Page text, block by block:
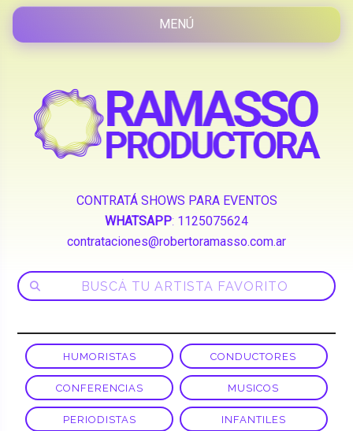
CONTRATÁ SHOWS PARA EVENTOS
WHATSAPP: 1125075624
contrataciones@robertoramasso.com.ar
HUMORISTAS CONDUCTORES
CONFERENCIAS MUSICOS
PERIODISTAS INFANTILES